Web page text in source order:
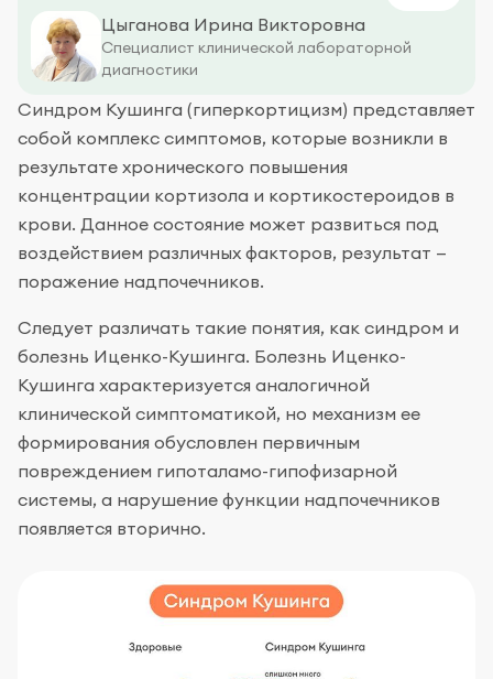
Цыганова Ирина Викторовна
Специалист клинической лабораторной
диагностики
Синдром Кушинга (гиперкортицизм) представляет
собой комплекс симптомов, которые возникли в
результате хронического повышения
концентрации кортизола и кортикостероидов в
крови. Данное состояние может развиться под
воздействием различных факторов, результат —
поражение надпочечников.
Следует различать такие понятия, как синдром и
болезнь Иценко-Кушинга. Болезнь Иценко-
Кушинга характеризуется аналогичной
клинической симптоматикой, но механизм ее
формирования обусловлен первичным
повреждением гипоталамо-гипофизарной
системы, а нарушение функции надпочечников
появляется вторично.